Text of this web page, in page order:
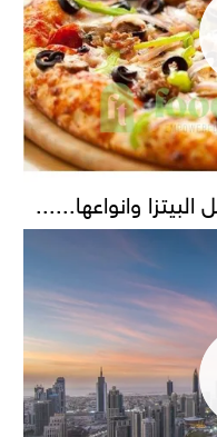
وانواعها......